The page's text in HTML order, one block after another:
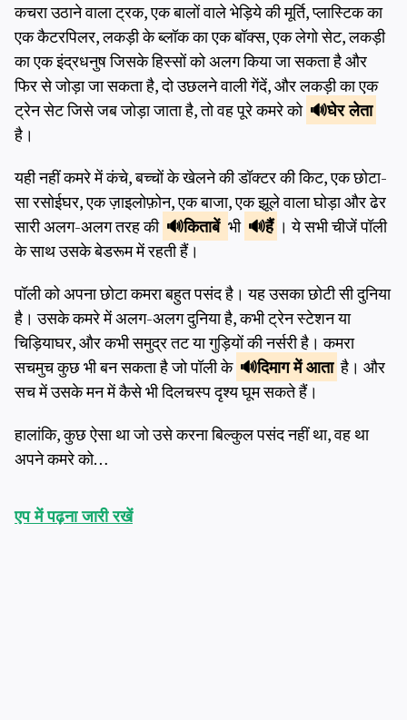
कचरा उठाने वाला ट्रक, एक बालों वाले भेड़िये की मूर्ति, प्लास्टिक का
एक कैटरपिलर, लकड़ी के ब्लॉक का एक बॉक्स, एक लेगो सेट, लकड़ी
का एक इंद्रधनुष जिसके हिस्सों को अलग किया जा सकता है और
फिर से जोड़ा जा सकता है, दो उछलने वाली गेंदें, और लकड़ी का एक
ट्रेन सेट जिसे जब जोड़ा जाता है, तो वह पूरे कमरे को
घेरलेता
है।
यही नहीं कमरे में कंचे, बच्चों के खेलने की डॉक्टर की किट, एक छोटा-
सा रसोईघर, एक ज़ाइलोफ़ोन, एक बाजा, एक झूले वाला घोड़ा और ढेर
सारी अलग-अलग तरह की
किताबें भी हैं । ये सभी चीजें पॉली
के साथ उसके बेडरूम में रहती हैं।
पॉली को अपना छोटा कमरा बहुत पसंद है। यह उसका छोटी सी दुनिया
है। उसके कमरे में अलग-अलग दुनिया है, कभी ट्रेन स्टेशन या
चिड़ियाघर, और कभी समुद्र तट या गुड़ियों की नर्सरी है। कमरा
सचमुच कुछ भी बन सकता है जो पॉली के
दिमाग मेंआता है। और
सच में उसके मन में कैसे भी दिलचस्प दृश्य घूम सकते हैं।
हालांकि, कुछ ऐसा था जो उसे करना बिल्कुल पसंद नहीं था, वह था
अपने कमरे को…
एप में पढ़ना जारी रखें